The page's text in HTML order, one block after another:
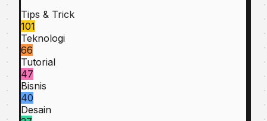
Tips & Trick
101
Teknologi
66
Tutorial
47
Bisnis
40
Desain